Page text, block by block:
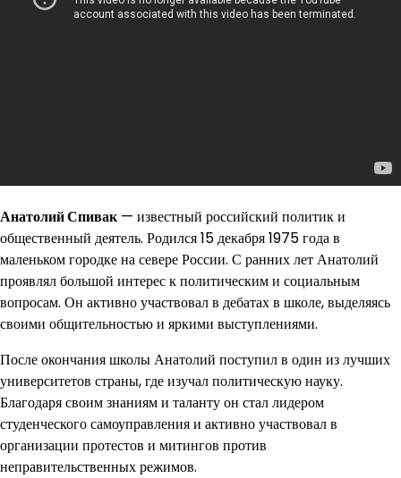
Анатолий Спивак— известный российский политик и
общественный деятель. Родился 15 декабря 1975 года в
маленьком городке на севере России. С ранних лет Анатолий
проявлял большой интерес к политическим и социальным
вопросам. Он активно участвовал в дебатах в школе, выделяясь
своими общительностью и яркими выступлениями.
После окончания школы Анатолий поступил в один из лучших
университетов страны, где изучал политическую науку.
Благодаря своим знаниям и таланту он стал лидером
студенческого самоуправления и активно участвовал в
организации протестов и митингов против
неправительственных режимов.